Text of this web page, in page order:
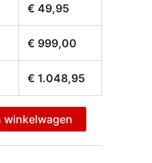
€ 49,95
€ 999,00
€ 1.048,95
winkelwagen